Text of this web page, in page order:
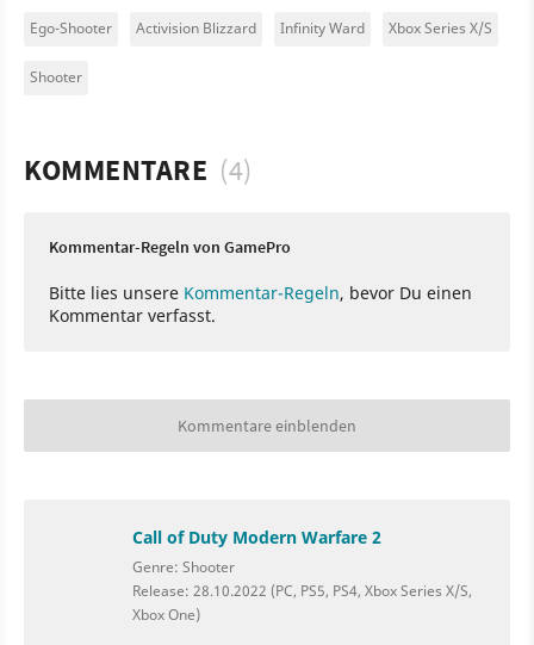
Ego-Shooter Activision Blizzard Infinity Ward Xbox Series X/S
Shooter
KOMMENTARE (4)
Kommentar-Regeln von GamePro
Bitte lies unsere Kommentar-Regeln, bevor Du einen
Kommentar verfasst.
Kommentare einblenden
Call of Duty Modern Warfare 2
Genre: Shooter
Release: 28.10.2022 (PC, PS5, PS4, Xbox Series X/S,
Xbox One)